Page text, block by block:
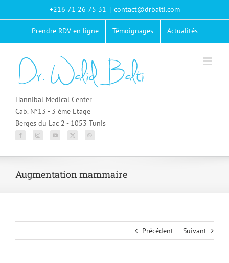
+216 71 26 75 31 | contact@drbalti.com
Prendre RDV en ligne Témoignages Actualités
Hannibal Medical Center
Cab. N°13 - 3 ème Etage
Berges du Lac 2 - 1053 Tunis
Augmentation mammaire
Précédent Suivant